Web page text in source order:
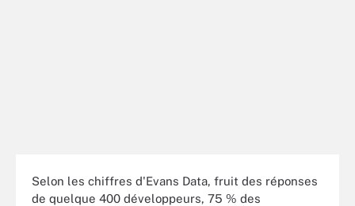
Selon les chiffres d'Evans Data, fruit des réponses
de quelque 400 développeurs, 75 % des